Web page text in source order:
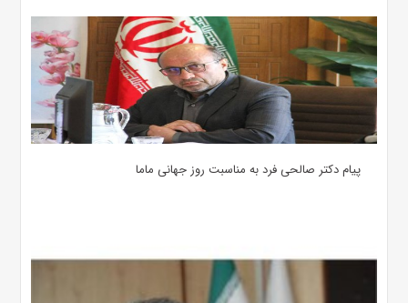
پیام دکتر صالحی فرد به مناسبت روز جهانی ماما